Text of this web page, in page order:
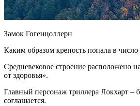
Замок Гогенцоллерн
Каким образом крепость попала в
Средневековое строение расположено
от здоровья».
Главный персонаж триллера Локхарт –
соглашается.